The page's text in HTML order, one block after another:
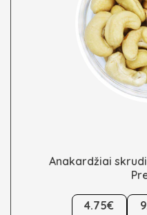
Anakardžiai
4.75€